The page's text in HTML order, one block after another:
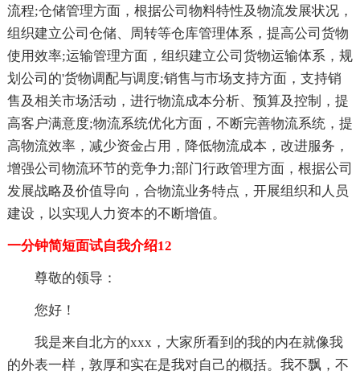
流程;仓储管理方面，根据公司物料特性及物流发展状况，
组织建立公司仓储、周转等仓库管理体系，提高公司货物
使用效率;运输管理方面，组织建立公司货物运输体系，规
划公司的'货物调配与调度;销售与市场支持方面，支持销
售及相关市场活动，进行物流成本分析、预算及控制，提
高客户满意度;物流系统优化方面，不断完善物流系统，提
高物流效率，减少资金占用，降低物流成本，改进服务，
增强公司物流环节的竞争力;部门行政管理方面，根据公司
发展战略及价值导向，合物流业务特点，开展组织和人员
建设，以实现人力资本的不断增值。
一分钟简短面试自我介绍12
尊敬的领导：
您好！
我是来自北方的xxx，大家所看到的我的内在就像我
的外表一样，敦厚和实在是我对自己的概括。我不飘，不